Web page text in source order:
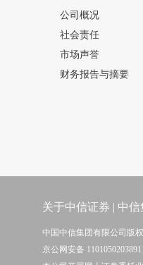
公司概况
社会责任
市场声誉
财务报告与摘要
关于中信证券 | 中信
中国中信集团有限公司版
京公网安备